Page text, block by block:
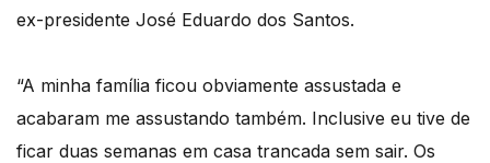
ex-presidente José Eduardo dos Santos.
“A minha família ficou obviamente assustada e
acabaram me assustando também. Inclusive eu tive de
ficar duas semanas em casa trancada sem sair. Os